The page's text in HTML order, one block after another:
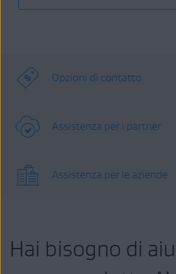
Opzioni di contatto
Assistenza per i partner
Assistenza per le aziende
Hai bisogno di